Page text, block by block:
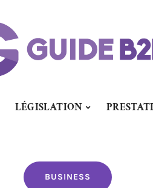
LÉGISLATION
BUSINESS